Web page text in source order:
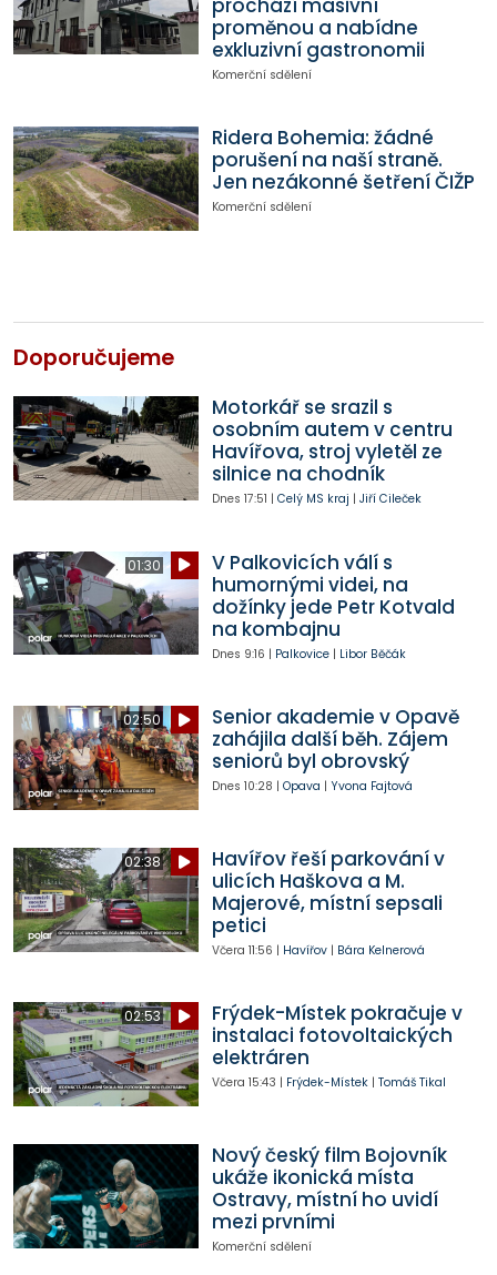
prochází masivní
proměnou a nabídne
exkluzivní gastronomii
Komerční sdělení
Ridera Bohemia: žádné
porušení na naší straně.
Jen nezákonné šetření ČIŽP
Komerční sdělení
Doporučujeme
Motorkář se srazil s
osobním autem v centru
Havířova, stroj vyletěl ze
silnice na chodník
Dnes 17:51 | Celý MS kraj | Jiří Cileček
01:30
V Palkovicích válí s
humornými videi, na
dožínky jede Petr Kotvald
na kombajnu
Dnes 9:16 | Palkovice| Libor Běčák
02:50
Senior akademie v Opavě
zahájila další běh. Zájem
seniorů byl obrovský
Dnes 10:28 | Opava | Yvona Fajtová
02:38
Havířov řeší parkování v
ulicích Haškova a M.
Majerové, místní sepsali
petici
Včera 11:56 | Havířov| Bára Kelnerová
02:53
Frýdek-Místek pokračuje v
instalaci fotovoltaických
elektráren
Včera 15:43 | Frýdek-Místek| Tomáš Tikal
Nový český film Bojovník
ukáže ikonická místa
Ostravy, místní ho uvidí
mezi prvními
Komerční sdělení